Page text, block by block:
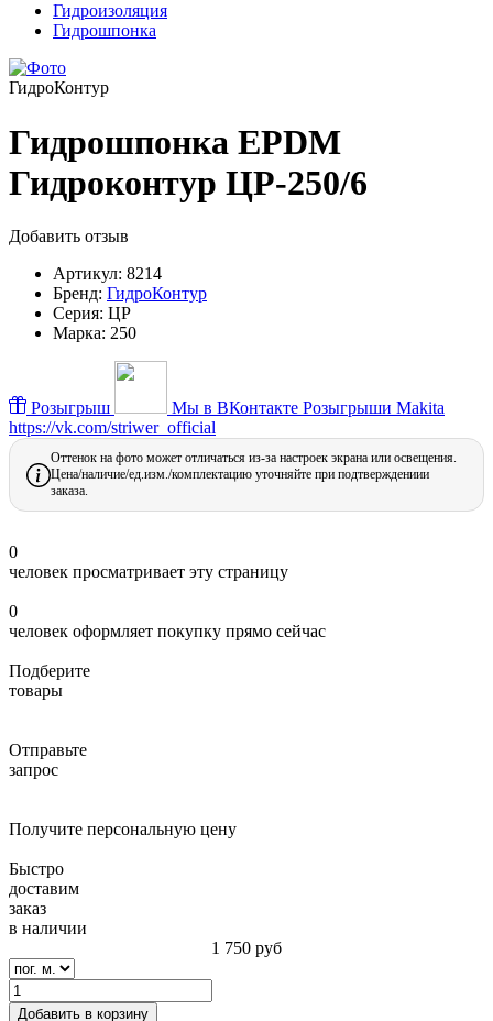
Гидроизоляция
Гидрошпонка
ГидроКонтур
Гидрошпонка EPDM
Гидроконтур ЦР-250/6
Добавить отзыв
Артикул: 8214
Бренд: ГидроКонтур
Серия: ЦР
Марка: 250
Розыгрыш Мы в ВКонтакте Розыгрыши Makita
https://vk.com/striwer_official
Оттенок на фото может отличаться из-за настроек экрана или освещения.
Цена/наличие/ед.изм./комплектацию уточняйте при подтверждениии
заказа.
0
человек просматривает эту страницу
0
человек оформляет покупку прямо сейчас
Подберите
товары
Отправьте
запрос
Получите персональную цену
Быстро
доставим
заказ
в наличии
1 750 руб
Добавить в корзину